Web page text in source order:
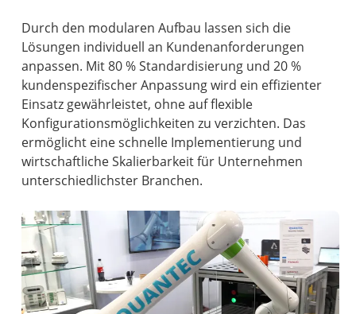
Durch den modularen Aufbau lassen sich die
Lösungen individuell an Kundenanforderungen
anpassen. Mit 80 % Standardisierung und 20 %
kundenspezifischer Anpassung wird ein effizienter
Einsatz gewährleistet, ohne auf flexible
Konfigurationsmöglichkeiten zu verzichten. Das
ermöglicht eine schnelle Implementierung und
wirtschaftliche Skalierbarkeit für Unternehmen
unterschiedlichster Branchen.